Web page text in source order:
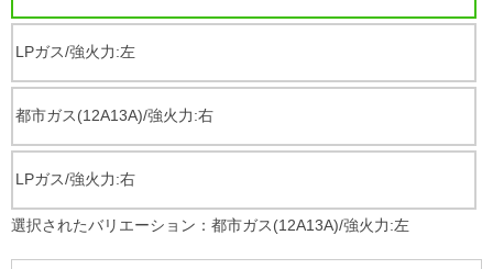
LPガス/強火力:左
都市ガス(12A13A)/強火力:右
LPガス/強火力:右
選択されたバリエーション：都市ガス(12A13A)/強火力:左